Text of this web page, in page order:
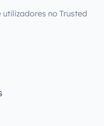
no Trusted